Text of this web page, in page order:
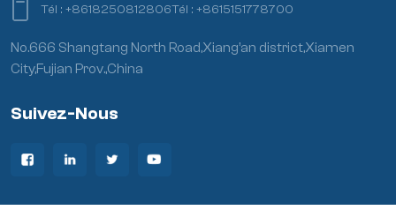
Tél :+8618250812806Tél :+8615151778700
No.666 Shangtang North Road,Xiang’an district,Xiamen
City,Fujian Prov.,China
Suivez-Nous